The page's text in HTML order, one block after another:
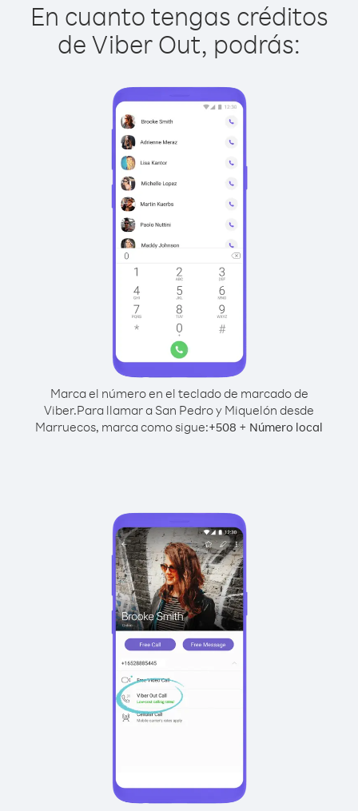
En cuanto tengas créditos
de Viber Out, podrás:
Marca el número en el teclado de marcado de
Viber.Para llamar a San Pedro y Miquelón desde
Marruecos, marca como sigue:+508 + Número local